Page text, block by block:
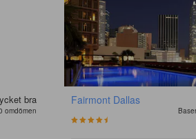
bra
omdömen
Fairmont Dallas